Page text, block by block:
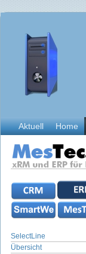
Aktuell Home
SelectLine
Übersicht